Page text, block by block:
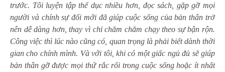
trước. Tôi luyện tập thể dục nhiều hơn, đọc sách, gặp gỡ mọi
người và chính sự đổi mới đã giúp cuộc sống của bản thân trở
nên dễ dàng hơn, thay vì chỉ chăm chăm chạy theo sự bận rộn.
Công việc thì lúc nào cũng có, quan trọng là phải biết dành thời
gian cho chính mình. Và với tôi, khi có một giấc ngủ đủ sẽ giúp
bản thân gỡ được mọi thứ rắc rối trong cuộc sống hoặc ít nhất